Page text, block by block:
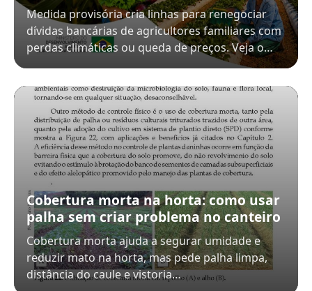
Medida provisória cria linhas para renegociar
dívidas bancárias de agricultores familiares com
perdas climáticas ou queda de preços. Veja o…
Cobertura morta na horta: como usar
palha sem criar problema no canteiro
Cobertura morta ajuda a segurar umidade e
reduzir mato na horta, mas pede palha limpa,
distância do caule e vistoria…